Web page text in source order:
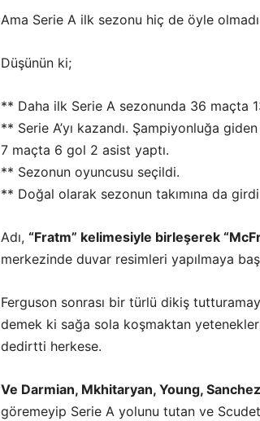
Ama Serie A ilk sezonu hiç de öyle
Düşünün ki;
** Daha ilk Serie A sezonunda 36 maçta
** Serie A’yı kazandı. Şampiyonluğa
7 maçta 6 gol 2 asist yaptı.
** Sezonun oyuncusu seçildi.
** Doğal olarak sezonun takımına da
Adı, “Fratm” kelimesiyle birleşerek
merkezinde duvar resimleri yapılmaya
Ferguson sonrası bir türlü dikiş
demek ki sağa sola koşmaktan
dedirtti herkese.
Ve Darmian, Mkhitaryan, Young,
göremeyip Serie A yolunu tutan ve